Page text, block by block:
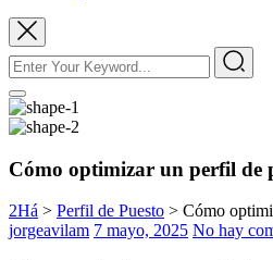
Cómo optimizar un perfil de
2Há > Perfil de Puesto > Cómo
jorgeavilam 7 mayo, 2025 No hay